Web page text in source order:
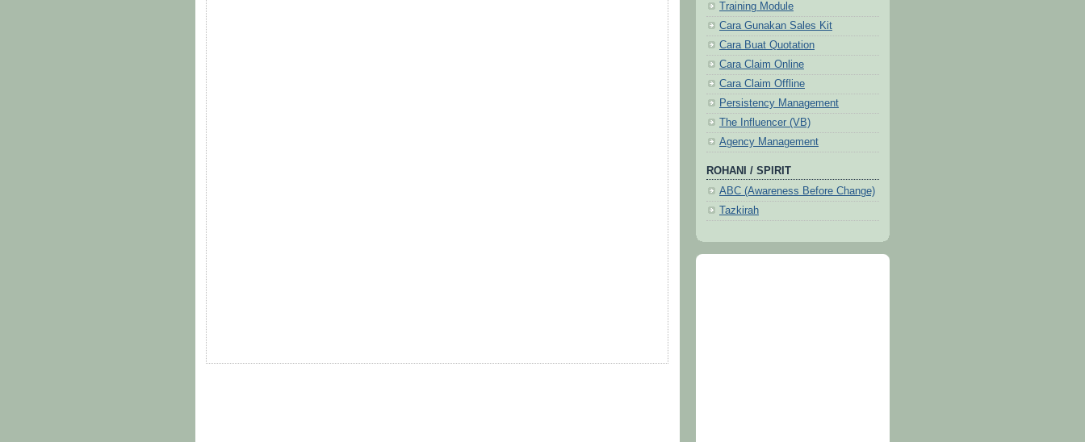
Training Module
Cara Gunakan Sales Kit
Cara Buat Quotation
Cara Claim Online
Cara Claim Offline
Persistency Management
The Influencer (VB)
Agency Management
ROHANI / SPIRIT
ABC (Awareness Before Change)
Tazkirah